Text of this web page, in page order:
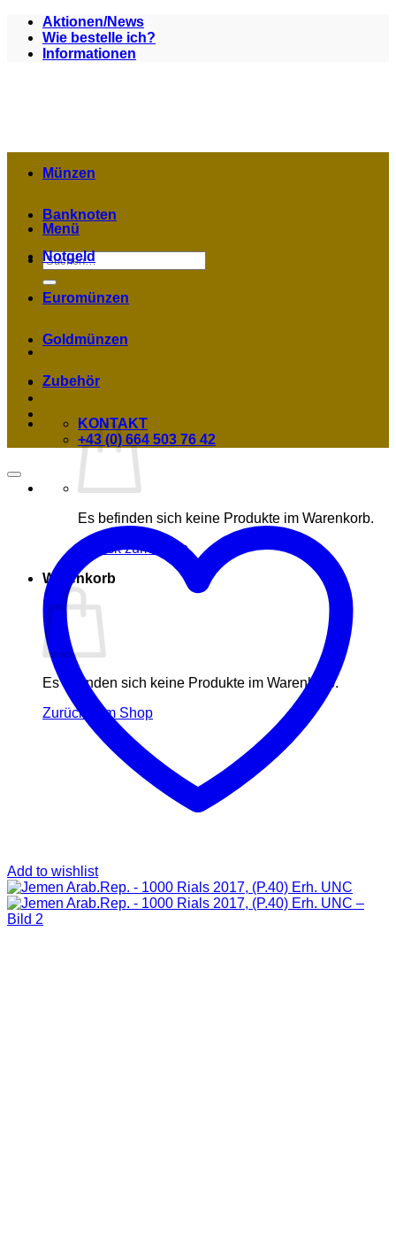
Zum
Inhalt
springen
Aktionen/News
Wie bestelle ich?
Informationen
Menü
Suchen
nach:
Es befinden sich keine Produkte im Warenkorb.
Zurück zum Shop
Warenkorb
Es befinden sich keine Produkte im Warenkorb.
Zurück zum Shop
Münzen
Banknoten
Notgeld
Euromünzen
Goldmünzen
Zubehör
KONTAKT
+43 (0) 664 503 76 42
Add to wishlist